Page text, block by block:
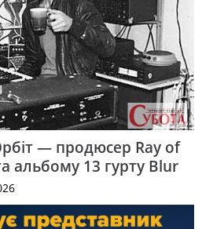
— продюсер Ray of
альбому 13 гурту Blur